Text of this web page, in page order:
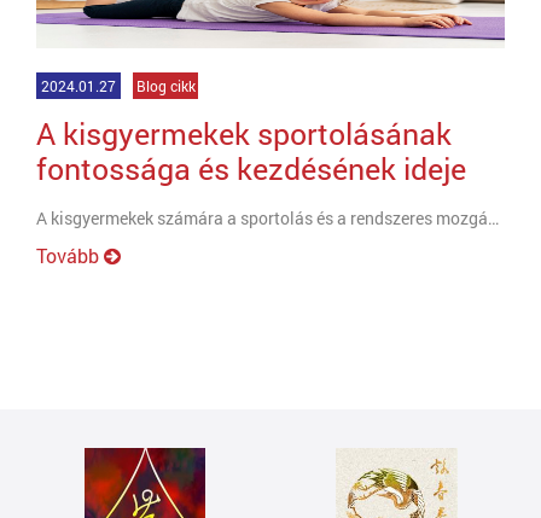
2024.01.27 Blog cikk
A kisgyermekek sportolásának
fontossága és kezdésének ideje
A kisgyermekek számára a sportolás és a rendszeres mozgás nemcsak fizikai, hanem szellemi és szociális fejlődési előnyökkel is jár. Azonban a megfelelő sporttevékenység kiválasztása és a helyes időpont megtalálása kulcsfontosságú a gyermekek egészséges fejlődése szempontjából. Ebben a cikkben megvizsgáljuk, hány éves kortól érdemes elkezdeni a sportolást, és milyen mozgásformákat ajánlott kisgyermekek számára.
Tovább